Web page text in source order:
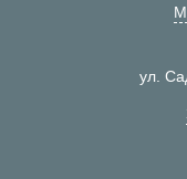
ул.